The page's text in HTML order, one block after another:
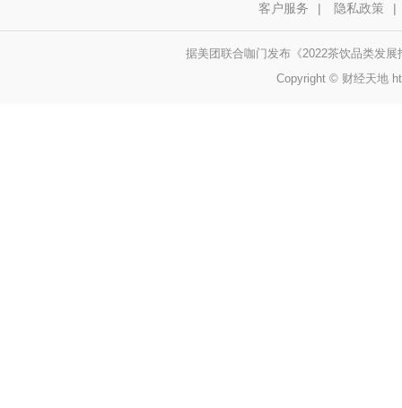
客户服务 | 隐私政策 |
据美团联合咖门发布《2022茶饮品类发
Copyright © 财经天地